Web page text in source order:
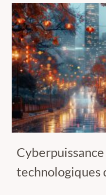
technologiques